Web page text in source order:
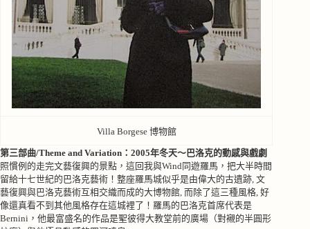
Villa Borgese 博物館
第三部曲/Theme and Variation ： 2005年冬天～巴洛克的動感與戲劇
照慣例的走完文藝復興的景點，這回我與Wind同遊羅馬，把大半時間
留給十七世紀的巴洛克藝術！整座羅馬城似乎是由偉大的古遺跡, 文
藝復興與巴洛克藝術互相交織而成的大博物館, 而除了這三種風格, 好
像還真看不到其他風格存在這城裡了！羅馬的巴洛克首席代表是
Bernini ，他最富盛名的作品是聖彼得大教堂前的廣場（對襯的半圓形